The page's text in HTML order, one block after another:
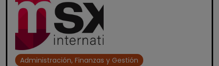
Administración, Finanzas y Gestión